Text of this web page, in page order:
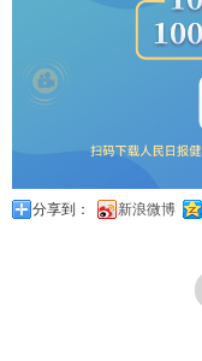
分享到： 新浪微博